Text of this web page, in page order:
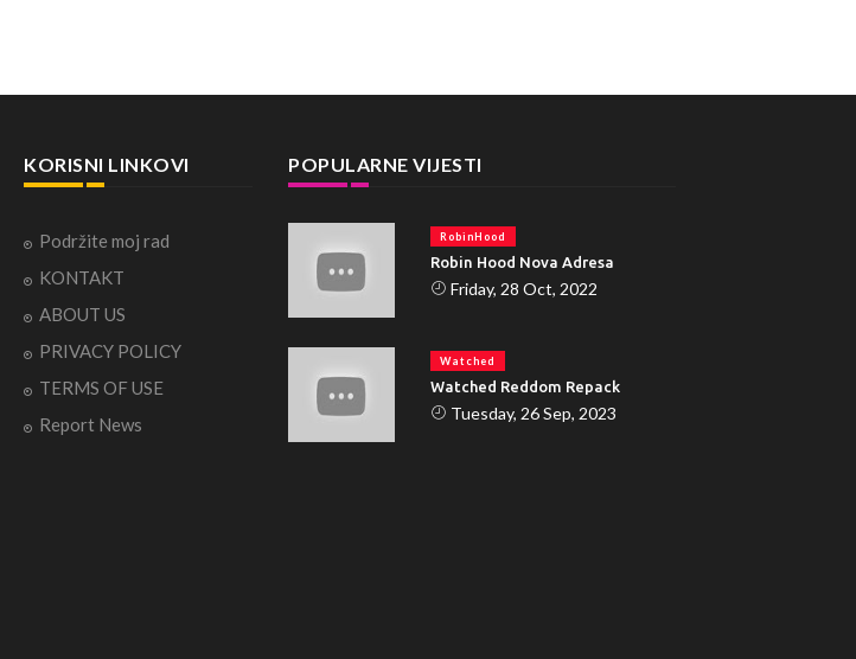
KORISNI LINKOVI
Podržite moj rad
KONTAKT
ABOUT US
PRIVACY POLICY
TERMS OF USE
Report News
POPULARNE VIJESTI
RobinHood
Robin Hood Nova Adresa
Friday, 28 Oct, 2022
Watched
Watched Reddom Repack
Tuesday, 26 Sep, 2023